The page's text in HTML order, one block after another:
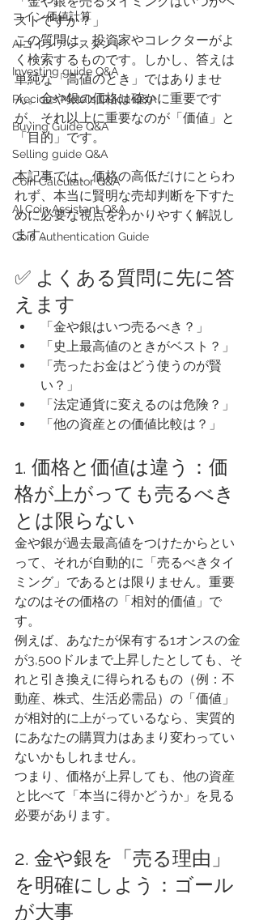
​コイン価値計算
AIコインアシスタント
Investing guide Q&A
Precious Metals Guide Q&A
Buying Guide Q&A
Selling guide Q&A
Coin Calculator Q&A
AI Coin Assistant Q&A
Coin Authentication Guide
ストですか？」
この質問は、投資家やコレクターがよ
く検索するものです。しかし、答えは
単純な「高値のとき」ではありませ
ん。金や銀の価格は確かに重要です
が、それ以上に重要なのが「価値」と
「目的」です。
本記事では、価格の高低だけにとらわ
れず、本当に賢明な売却判断を下すた
めに必要な視点をわかりやすく解説し
ます。
✅ よくある質問に先に答
えます
「金や銀はいつ売るべき？」
「史上最高値のときがベスト？」
「売ったお金はどう使うのが賢
い？」
「法定通貨に変えるのは危険？」
「他の資産との価値比較は？」
1. 価格と価値は違う：価
格が上がっても売るべき
とは限らない
金や銀が過去最高値をつけたからとい
って、それが自動的に「売るべきタイ
ミング」であるとは限りません。重要
なのはその価格の「相対的価値」で
す。
例えば、あなたが保有する1オンスの金
が3,500ドルまで上昇したとしても、そ
れと引き換えに得られるもの（例：不
動産、株式、生活必需品）の「価値」
が相対的に上がっているなら、実質的
にあなたの購買力はあまり変わってい
ないかもしれません。
つまり、価格が上昇しても、他の資産
と比べて「本当に得かどうか」を見る
必要があります。
2. 金や銀を「売る理由」
を明確にしよう：ゴール
が大事